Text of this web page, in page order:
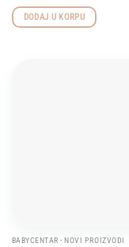
DODAJ U KORPU
BABYCENTAR - NOVI PROIZVODI